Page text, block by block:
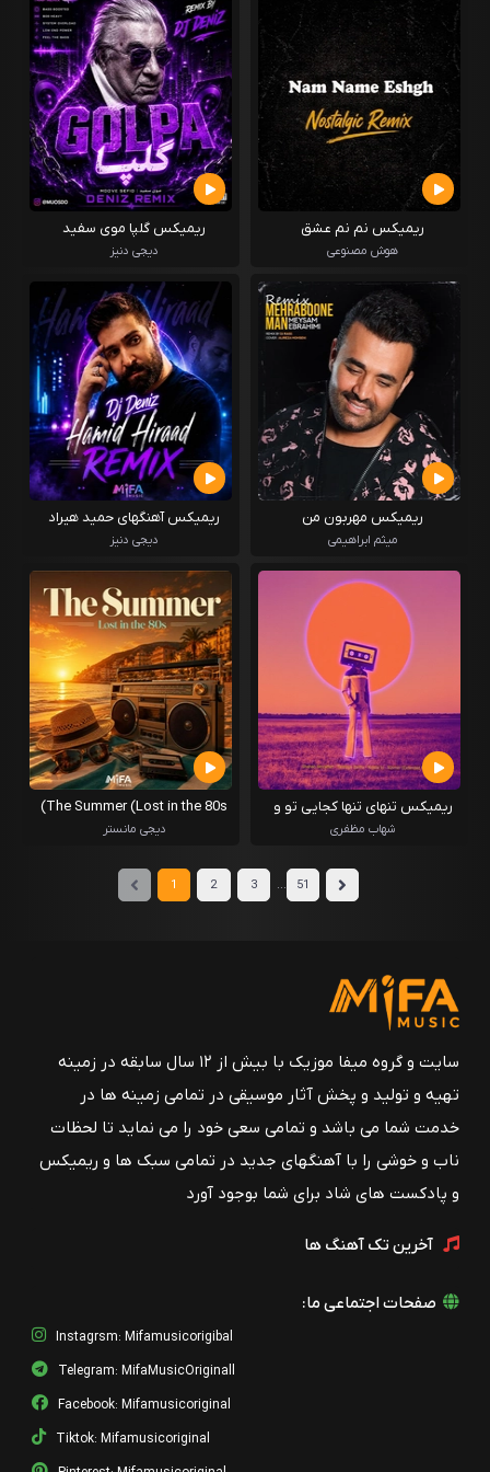
ریمیکس نم نم عشق
هوش مصنوعی
ریمیکس گلپا موی سفید
دیجی دنیز
ریمیکس مهربون من
میثم ابراهیمی
ریمیکس آهنگهای حمید هیراد
دیجی دنیز
ریمیکس تنهای تنها کجایی تو و
آلزایمر
شهاب مظفری
The Summer (Lost in the 80s)
دیجی مانستر
1 2 3 ... 51
سایت و گروه میفا موزیک با بیش از ۱۲ سال سابقه در زمینه
تهیه و تولید و پخش آثار موسیقی در تمامی زمینه ها در
خدمت شما می باشد و تمامی سعی خود را می نماید تا لحظات
ناب و خوشی را با آهنگهای جدید در تمامی سبک ها و ریمیکس
و پادکست های شاد برای شما بوجود آورد
آخرین تک آهنگ ها
صفحات اجتماعی ما:
Instagrsm: Mifamusicorigibal
Telegram: MifaMusicOriginall
Facebook: Mifamusicoriginal
Tiktok: Mifamusicoriginal